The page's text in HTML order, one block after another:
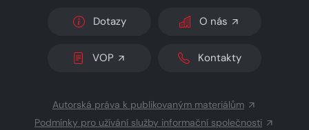
Dotazy O nás
VOP Kontakty
Autorská práva k publikovaným materiálům
Podmínky pro užívání služby informační společnosti